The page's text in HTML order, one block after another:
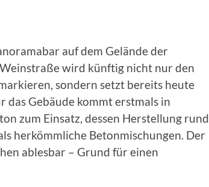
auf dem Gelände der
wird künftig nicht nur den
sondern setzt bereits heute
das Gebäude kommt erstmals in
zum Einsatz, dessen Herstellung rund
herkömmliche Betonmischungen. Der
ablesbar – Grund für einen